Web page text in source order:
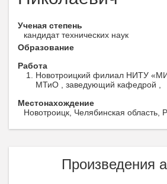
Ученая степень
кандидат технических наук
Образование
Работа
Новотроицкий филиал НИТУ
МТиО , заведующий кафедрой ,
Местонахождение
Новотроицк, Челябинская область,
Произведения